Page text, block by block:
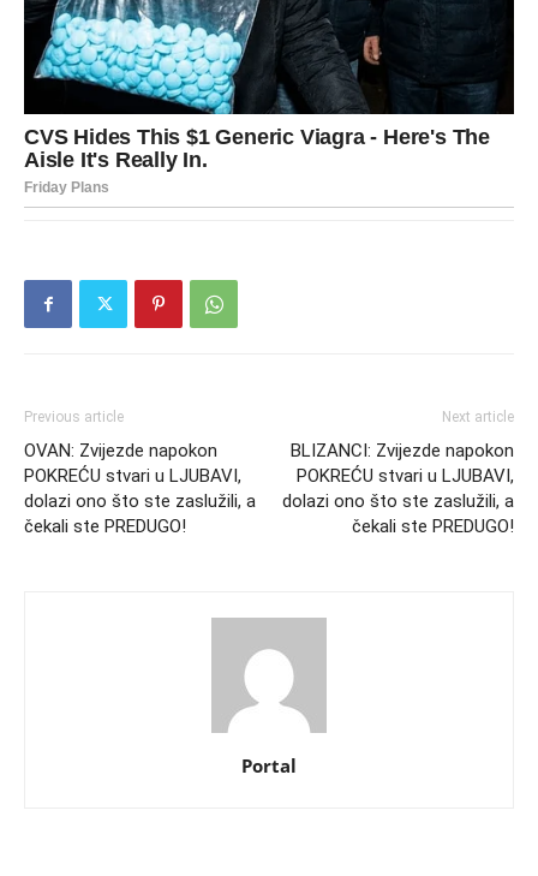
Previous article
OVAN: Zvijezde napokon
POKREĆU stvari u LJUBAVI,
dolazi ono što ste zaslužili, a
čekali ste PREDUGO!
Next article
BLIZANCI: Zvijezde napokon
POKREĆU stvari u LJUBAVI,
dolazi ono što ste zaslužili, a
čekali ste PREDUGO!
Portal